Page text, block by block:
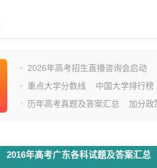
2026年高考招生直播咨询会启动
重点大学分数线
中国大学排行榜
历年高考真题及答案汇总
加分政
2016年高考广东各科试题及答案汇总